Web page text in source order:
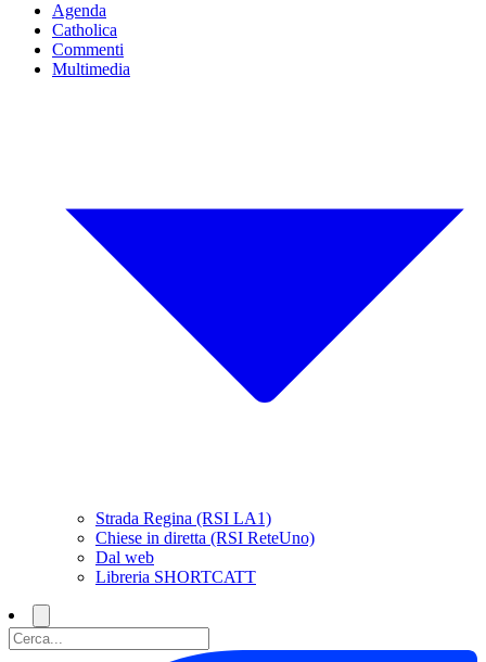
Agenda
Catholica
Commenti
Multimedia
Strada Regina (RSI LA1)
Chiese in diretta (RSI ReteUno)
Dal web
Libreria SHORTCATT